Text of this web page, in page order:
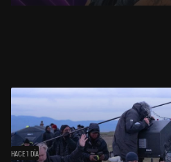
HACE 1 DÍA